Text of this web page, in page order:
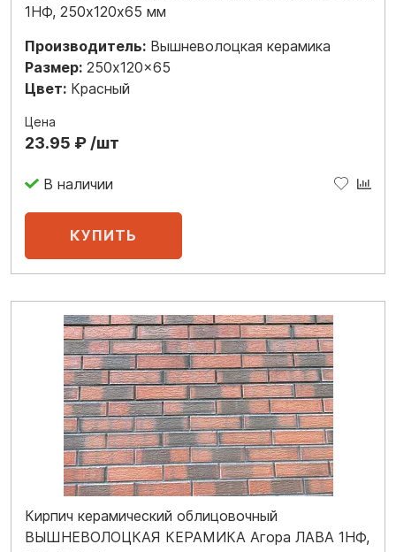
1НФ, 250х120х65 мм
Производитель: Вышневолоцкая керамика
Размер: 250x120x65
Цвет: Красный
Цена
23.95 ₽ /шт
В наличии
Кирпич керамический облицовочный
ВЫШНЕВОЛОЦКАЯ КЕРАМИКА Агора ЛАВА 1НФ,